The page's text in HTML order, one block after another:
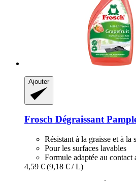
Ajouter
Frosch Dégraissant
Résistant à la graisse et à la
Pour les surfaces lavables
Formule adaptée au contact
4,59 € (9,18 € / L)